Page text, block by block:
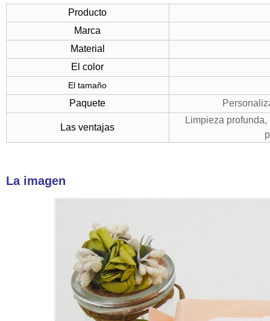
Producto
Marca
Material
El color
El tamaño
Paquete
Las ventajas
Limpieza
La imagen